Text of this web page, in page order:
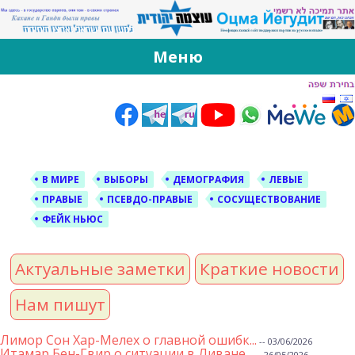
За Оцма Йегудит
עוצמה יהודית ברוסית ובעברית
Меню
В МИРЕ ВЫБОРЫ ДЕМОГРАФИЯ
ЛЕВЫЕ
ПРАВЫЕ
ПСЕВДО-ПРАВЫЕ
СОСУЩЕСТВОВАНИЕ
ФЕЙК НЬЮС
Актуальные заметки
Краткие новости
Нам пишут
Лимор Сон Хар-Мелех о главной ошибк... -- 03/06/2026